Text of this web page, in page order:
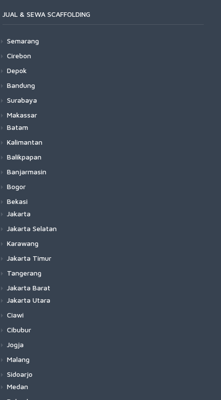
JUAL & SEWA SCAFFOLDING
Semarang
Cirebon
Depok
Bandung
Surabaya
Makassar
Batam
Kalimantan
Balikpapan
Banjarmasin
Bogor
Bekasi
Jakarta
Jakarta Selatan
Karawang
Jakarta Timur
Tangerang
Jakarta Barat
Jakarta Utara
Ciawi
Cibubur
Jogja
Malang
Sidoarjo
Medan